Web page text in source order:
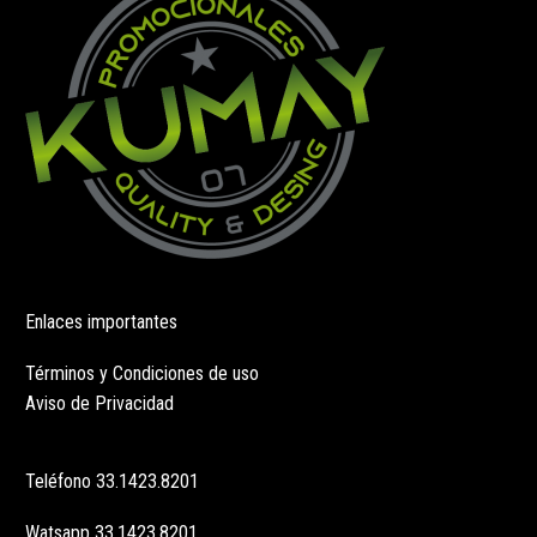
en
la
página
de
producto
Enlaces importantes
Términos y Condiciones de uso
Aviso de Privacidad
Teléfono 33.1423.8201
Watsapp 33.1423.8201